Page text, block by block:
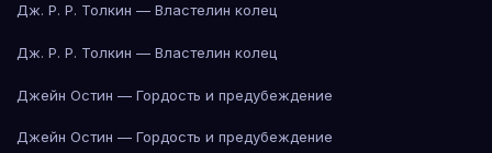
Дж. Р. Р. Толкин — Властелин колец
Дж. Р. Р. Толкин — Властелин колец
Джейн Остин — Гордость и предубеждение
Джейн Остин — Гордость и предубеждение